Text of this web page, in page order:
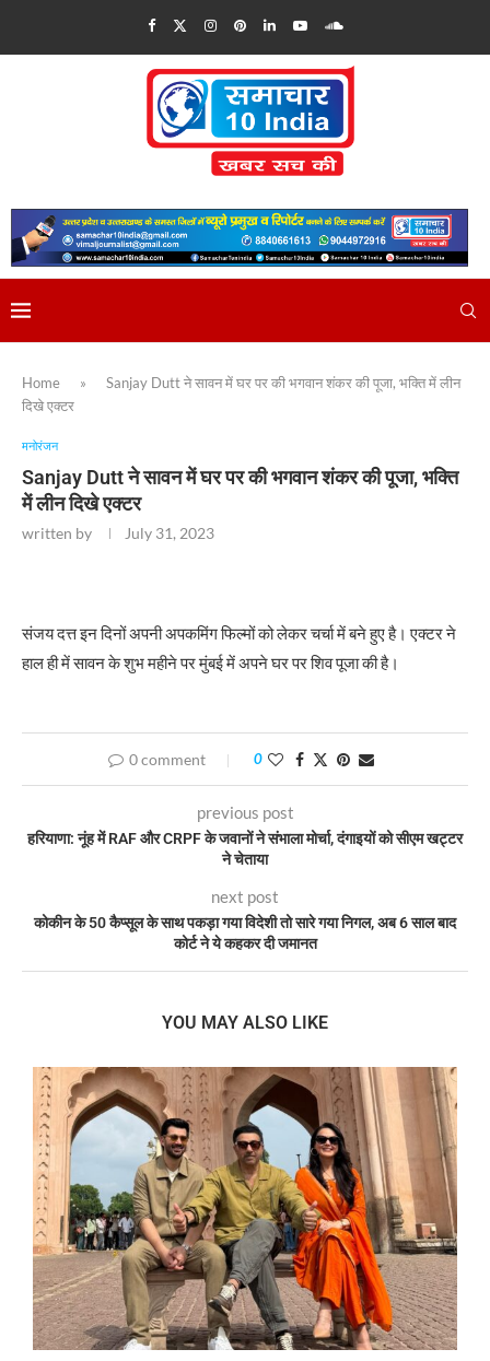
Home »
Sanjay Dutt ने सावन में घर पर की भगवान शंकर की पूजा, भक्ति में लीन
दिखे एक्टर
मनोरंजन
Sanjay Dutt ने सावन में घर पर की भगवान शंकर की पूजा, भक्ति
में लीन दिखे एक्टर
written by July 31, 2023
संजय दत्त इन दिनों अपनी अपकमिंग फिल्मों को लेकर चर्चा में बने हुए है। एक्टर ने
हाल ही में सावन के शुभ महीने पर मुंबई में अपने घर पर शिव पूजा की है।
0 comment 0
previous post
हरियाणा: नूंह में RAF और CRPF के जवानों ने संभाला मोर्चा, दंगाइयों को सीएम खट्टर
ने चेताया
next post
कोकीन के 50 कैप्सूल के साथ पकड़ा गया विदेशी तो सारे गया निगल, अब 6 साल बाद
कोर्ट ने ये कहकर दी जमानत
YOU MAY ALSO LIKE